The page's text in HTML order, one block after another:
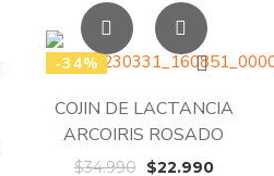
-34%
COJIN DE LACTANCIA
ARCOIRIS ROSADO
$34.990 El
$22.990El